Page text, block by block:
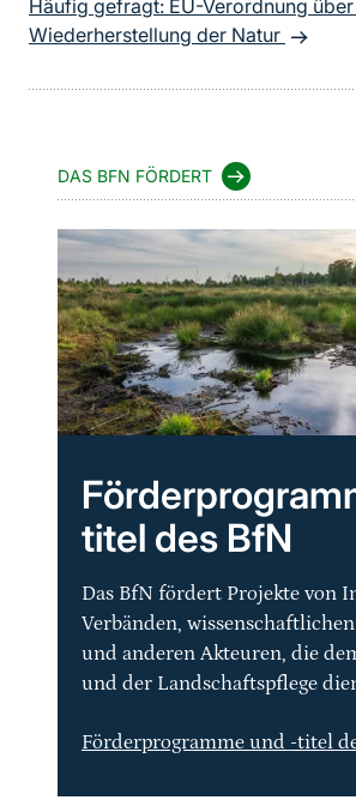
Häufig gefragt: EU-Verordnung
Wiederherstellung der Natur
DAS BFN FÖRDERT
titel des BfN
Das BfN fördert Projekte von
Verbänden,
und anderen Akteuren, die
und der Landschaftspflege
Förderprogramme und -titel